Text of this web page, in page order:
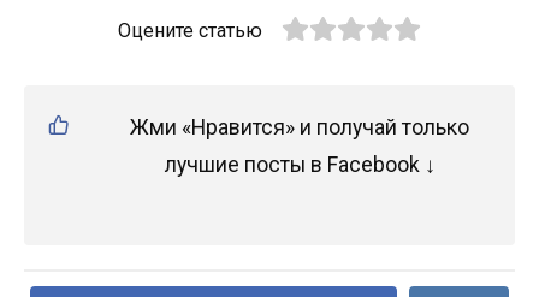
Оцените статью
Жми «Нравится» и получай только
лучшие посты в Facebook ↓